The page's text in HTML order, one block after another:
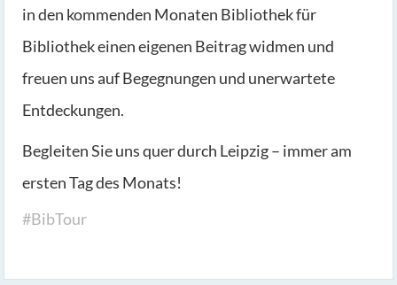
in den kommenden Monaten Bibliothek für
Bibliothek einen eigenen Beitrag widmen und
freuen uns auf Begegnungen und unerwartete
Entdeckungen.
Begleiten Sie uns quer durch Leipzig – immer am
ersten Tag des Monats!
#BibTour